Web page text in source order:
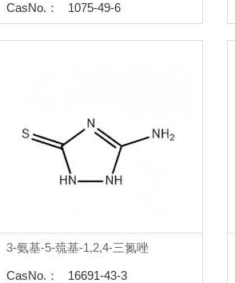
CasNo.： 1075-49-6
3-氨基-5-巯基-1,2,4-三氮唑
CasNo.： 16691-43-3